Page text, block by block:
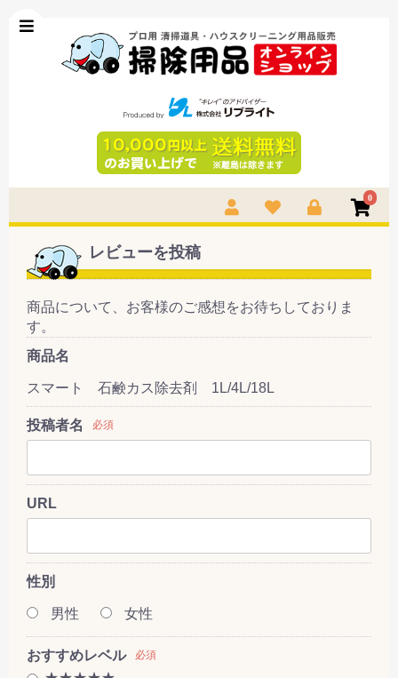
0
レビューを投稿
商品について、お客様のご感想をお待ちしておりま
す。
商品名
スマート 石鹸カス除去剤 1L/4L/18L
投稿者名 必須
URL
性別
男性 女性
おすすめレベル 必須